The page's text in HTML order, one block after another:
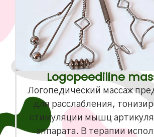
Logopeediline
Логопедический массаж
для расслабления,
стимуляции мышц
аппарата. В терапии